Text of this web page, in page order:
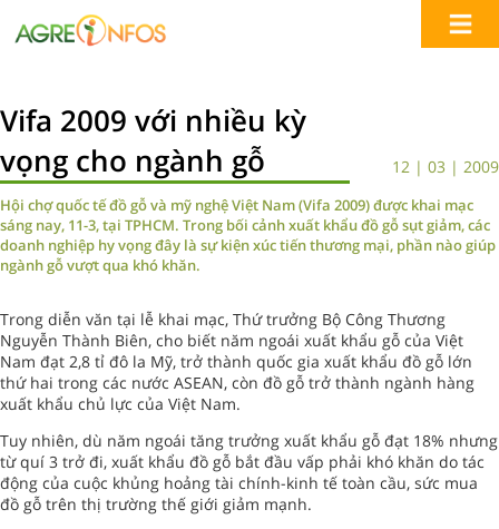
Vifa 2009 với nhiều kỳ
vọng cho ngành gỗ
12 | 03 | 2009
Hội chợ quốc tế đồ gỗ và mỹ nghệ Việt Nam (Vifa 2009) được khai mạc
sáng nay, 11-3, tại TPHCM. Trong bối cảnh xuất khẩu đồ gỗ sụt giảm, các
doanh nghiệp hy vọng đây là sự kiện xúc tiến thương mại, phần nào giúp
ngành gỗ vượt qua khó khăn.
Trong diễn văn tại lễ khai mạc, Thứ trưởng Bộ Công Thương
Nguyễn Thành Biên, cho biết năm ngoái xuất khẩu gỗ của Việt
Nam đạt 2,8 tỉ đô la Mỹ, trở thành quốc gia xuất khẩu đồ gỗ lớn
thứ hai trong các nước ASEAN, còn đồ gỗ trở thành ngành hàng
xuất khẩu chủ lực của Việt Nam.
Tuy nhiên, dù năm ngoái tăng trưởng xuất khẩu gỗ đạt 18% nhưng
từ quí 3 trở đi, xuất khẩu đồ gỗ bắt đầu vấp phải khó khăn do tác
động của cuộc khủng hoảng tài chính-kinh tế toàn cầu, sức mua
đồ gỗ trên thị trường thế giới giảm mạnh.